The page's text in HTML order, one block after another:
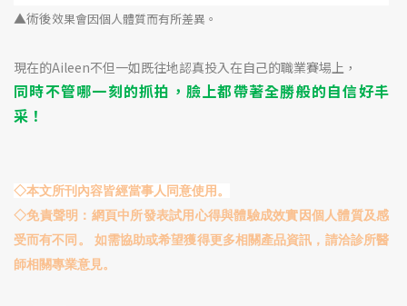
▲術後效果會因個人體質而有所差異。
現在的Aileen不但一如既往地認真投入在自己的職業賽場上，
同時不管哪一刻的抓拍，臉上都帶著全勝般的自信好丰
采！
◇本文所刊內容皆經當事人同意使用。
◇免責聲明：網頁中所發表試用心得與體驗成效實因個人體質及感
受而有不同。 如需協助或希望獲得更多相關產品資訊，請洽診所醫
師相關專業意見。